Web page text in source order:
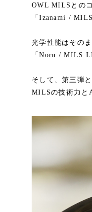
OWL MILSとの
「Izanami /
光学性能はその
「Norn / MILS
そして、第三弾
MILSの技術力と